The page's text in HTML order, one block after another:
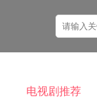
电视剧推荐